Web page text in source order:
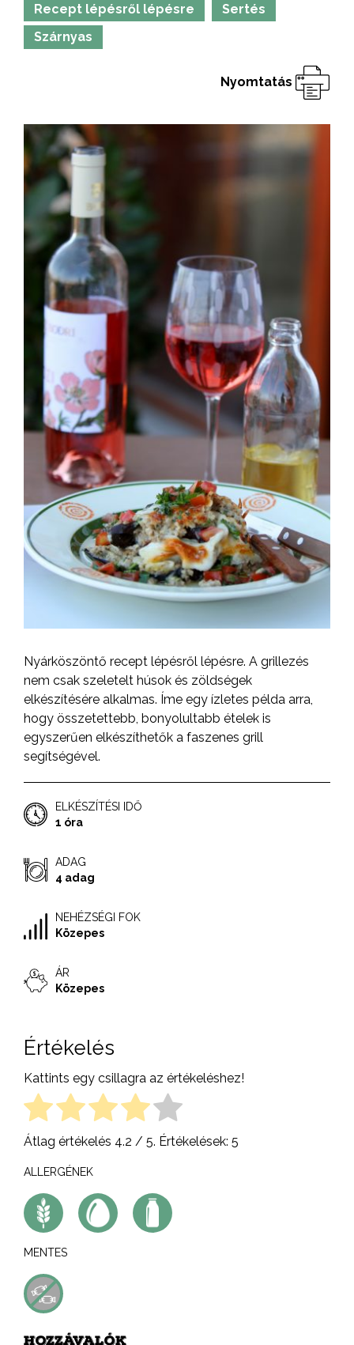
Recept lépésről lépésre
Sertés
Szárnyas
Nyomtatás
Nyárköszöntő recept lépésről lépésre. A grillezés
nem csak szeletelt húsok és zöldségek
elkészítésére alkalmas. Íme egy ízletes példa arra,
hogy összetettebb, bonyolultabb ételek is
egyszerűen elkészíthetők a faszenes grill
segítségével.
ELKÉSZÍTÉSI IDŐ
1 óra
ADAG
4 adag
NEHÉZSÉGI FOK
Közepes
ÁR
Közepes
Értékelés
Kattints egy csillagra az értékeléshez!
Átlag értékelés 4.2 / 5. Értékelések: 5
ALLERGÉNEK
MENTES
HOZZÁVALÓK